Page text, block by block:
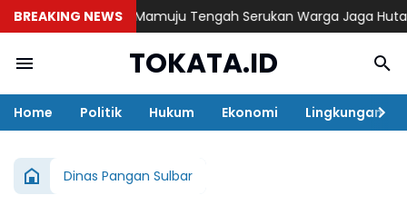
BREAKING NEWS
Bupati Mamuju Tengah Serukan Warga Jaga Hutan dan
TOKATA.ID
Home Politik Hukum Ekonomi Lingkungan
Dinas Pangan Sulbar